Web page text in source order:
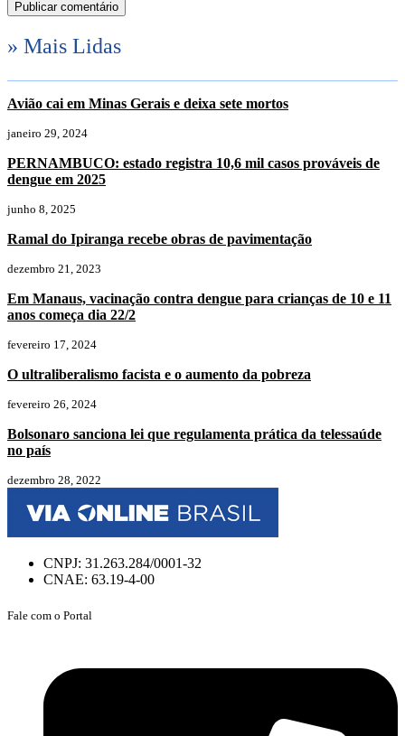
» Mais Lidas
Avião cai em Minas Gerais e deixa sete mortos
janeiro 29, 2024
PERNAMBUCO: estado registra 10,6 mil casos prováveis de
dengue em 2025
junho 8, 2025
Ramal do Ipiranga recebe obras de pavimentação
dezembro 21, 2023
Em Manaus, vacinação contra dengue para crianças de 10 e 11
anos começa dia 22/2
fevereiro 17, 2024
O ultraliberalismo facista e o aumento da pobreza
fevereiro 26, 2024
Bolsonaro sanciona lei que regulamenta prática da telessaúde
no país
dezembro 28, 2022
CNPJ: 31.263.284/0001-32
CNAE: 63.19-4-00
Fale com o Portal